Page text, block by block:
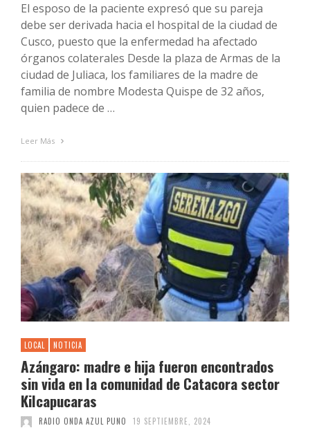
El esposo de la paciente expresó que su pareja
debe ser derivada hacia el hospital de la ciudad de
Cusco, puesto que la enfermedad ha afectado
órganos colaterales Desde la plaza de Armas de la
ciudad de Juliaca, los familiares de la madre de
familia de nombre Modesta Quispe de 32 años,
quien padece de …
Leer Más
LOCAL NOTICIA
Azángaro: madre e hija fueron encontrados
sin vida en la comunidad de Catacora sector
Kilcapucaras
RADIO ONDA AZUL PUNO 19 SEPTIEMBRE, 2024